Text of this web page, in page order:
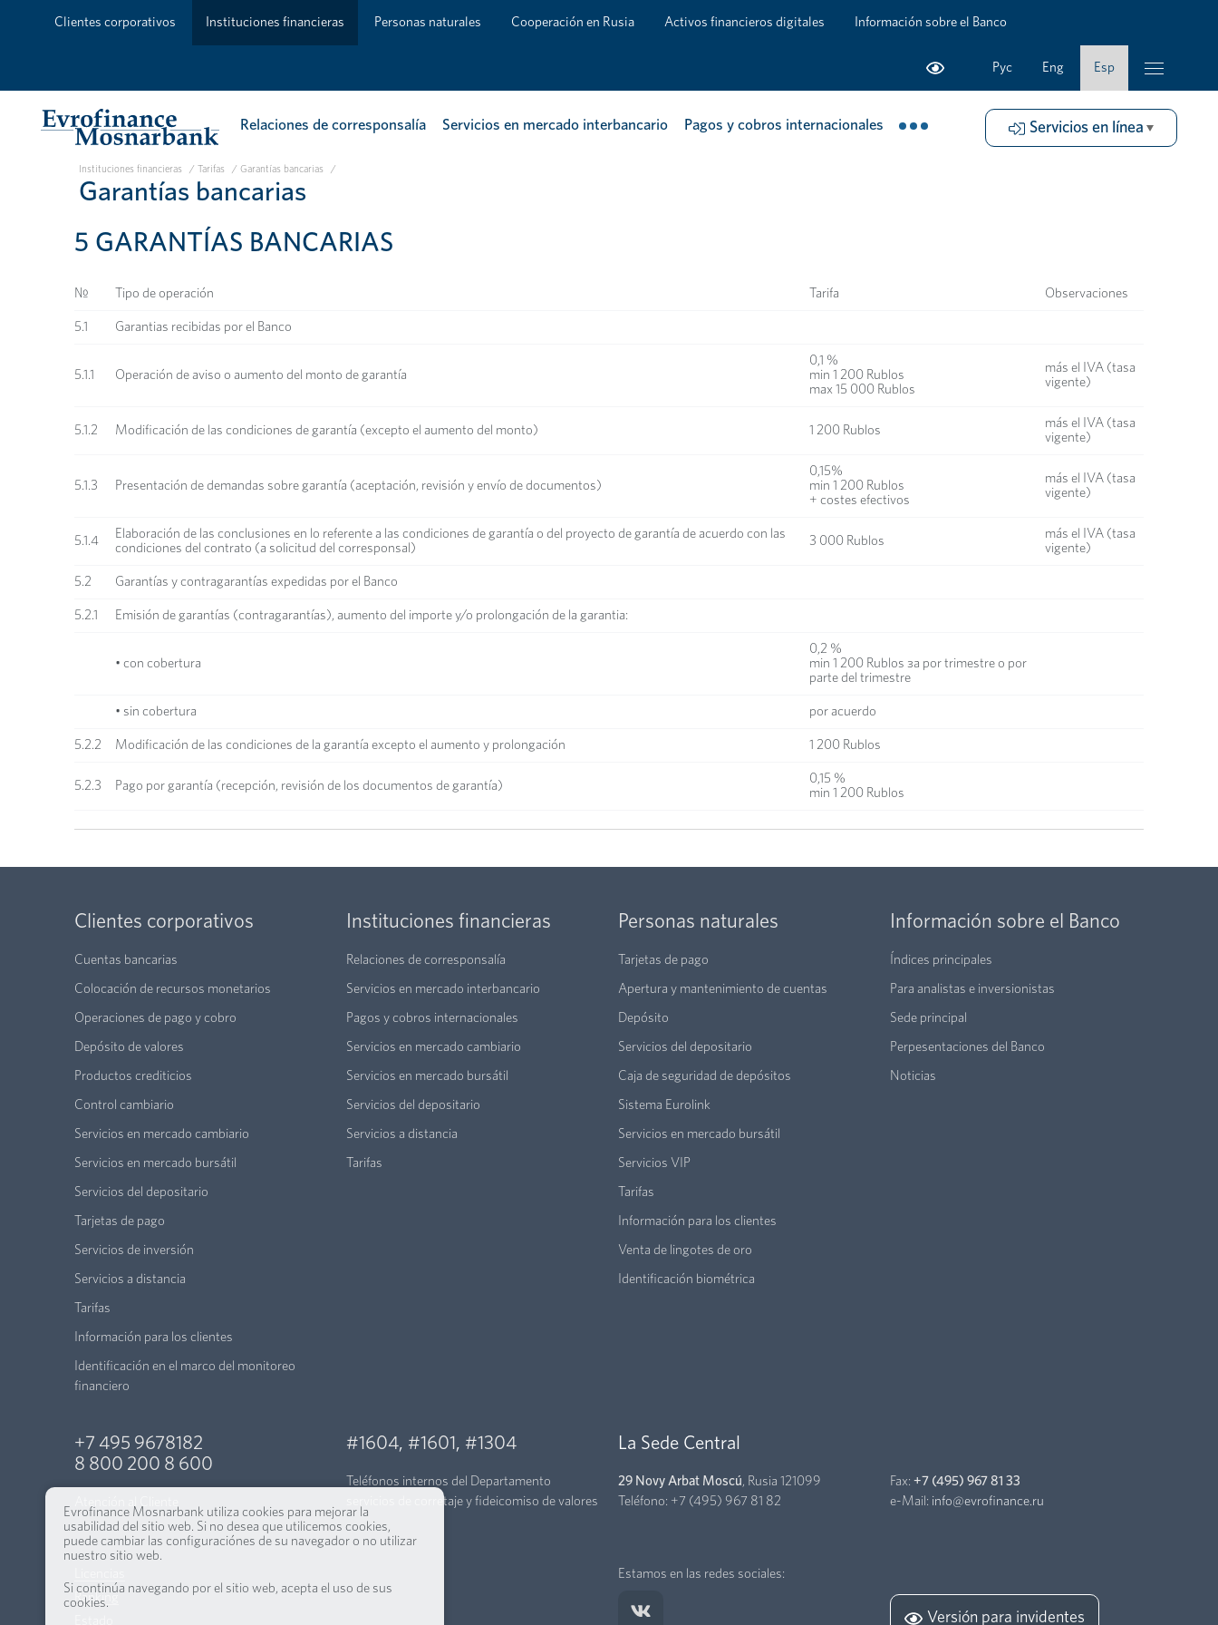
Clientes corporativos Instituciones financieras Personas naturales Cooperación en Rusia Activos financieros digitales Información sobre el Banco
Рус Eng Esp
Servicios en línea
Relaciones de corresponsalía Servicios en mercado interbancario Pagos y cobros internacionales
Instituciones financieras / Tarifas / Garantías bancarias /
Garantías bancarias
5 GARANTÍAS BANCARIAS
№ Tipo de operación Tarifa Observaciones
5.1 Garantias recibidas por el Banco
5.1.1 Operación de aviso o aumento del monto de garantía
0,1 %
min 1 200 Rublos
max 15 000 Rublos
más el IVA (tasa
vigente)
5.1.2 Modificación de las condiciones de garantía (excepto el aumento del monto) 1 200 Rublos
más el IVA (tasa
vigente)
5.1.3 Presentación de demandas sobre garantía (aceptación, revisión y envío de documentos)
0,15%
min 1 200 Rublos
+ costes efectivos
más el IVA (tasa
vigente)
5.1.4
Elaboración de las conclusiones en lo referente a las condiciones de garantía o del proyecto de garantía de acuerdo con las
condiciones del contrato (a solicitud del corresponsal)
3 000 Rublos
más el IVA (tasa
vigente)
5.2 Garantías y contragarantías expedidas por el Banco
5.2.1 Emisión de garantías (contragarantías), aumento del importe y/o prolongación de la garantia:
• con cobertura
0,2 %
min 1 200 Rublos за por trimestre o por
parte del trimestre
• sin cobertura por acuerdo
5.2.2 Modificación de las condiciones de la garantía excepto el aumento y prolongación 1 200 Rublos
5.2.3 Pago por garantía (recepción, revisión de los documentos de garantía)
0,15 %
min 1 200 Rublos
Clientes corporativos
Cuentas bancarias
Colocación de recursos monetarios
Operaciones de pago y cobro
Depósito de valores
Productos crediticios
Control cambiario
Servicios en mercado cambiario
Servicios en mercado bursátil
Servicios del depositario
Tarjetas de pago
Servicios de inversión
Servicios a distancia
Tarifas
Información para los clientes
Identificación en el marco del monitoreo
financiero
Instituciones financieras
Relaciones de corresponsalía
Servicios en mercado interbancario
Pagos y cobros internacionales
Servicios en mercado cambiario
Servicios en mercado bursátil
Servicios del depositario
Servicios a distancia
Tarifas
Personas naturales
Tarjetas de pago
Apertura y mantenimiento de cuentas
Depósito
Servicios del depositario
Caja de seguridad de depósitos
Sistema Eurolink
Servicios en mercado bursátil
Servicios VIP
Tarifas
Información para los clientes
Venta de lingotes de oro
Identificación biométrica
Información sobre el Banco
Índices principales
Para analistas e inversionistas
Sede principal
Perpesentaciones del Banco
Noticias
+7 495 9678182
8 800 200 8 600
#1604, #1601, #1304
Teléfonos internos del Departamento
servicios de corretaje y fideicomiso de valores
La Sede Central
29 Novy Arbat Moscú, Rusia 121099
Teléfono: +7 (495) 967 81 82
Fax: +7 (495) 967 81 33
e-Mail: info@evrofinance.ru
Ranking
Estamos en las redes sociales:
Versión para invidentes
Evrofinance Mosnarbank utiliza cookies para mejorar la
usabilidad del sitio web. Si no desea que utilicemos cookies,
puede cambiar las configuraciónes de su navegador o no utilizar
nuestro sitio web.
Si continúa navegando por el sitio web, acepta el uso de sus
cookies.